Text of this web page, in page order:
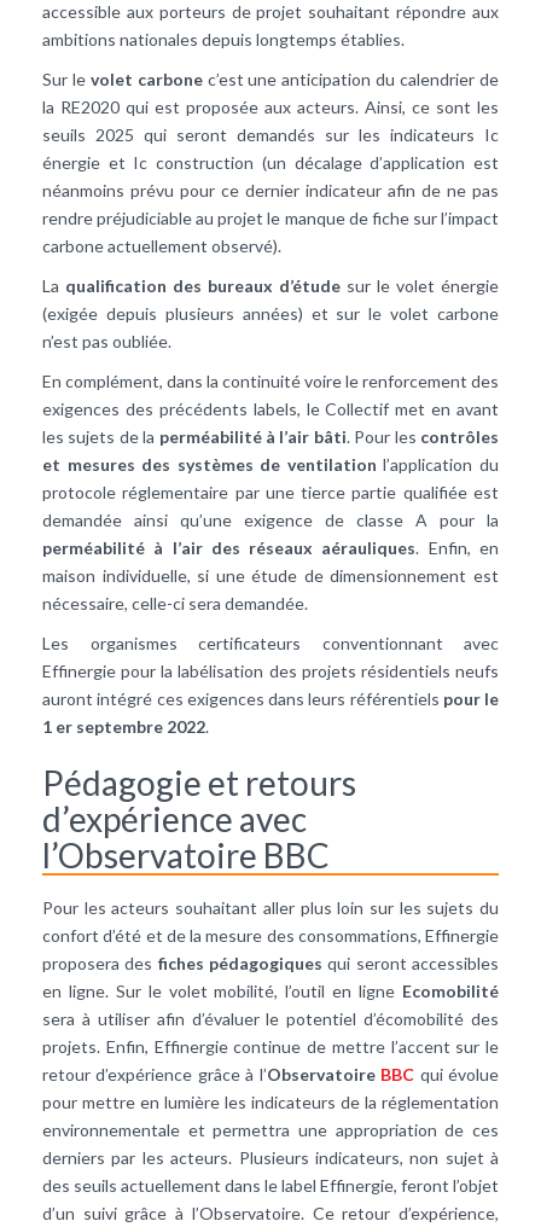
accessible aux porteurs de projet souhaitant répondre aux
ambitions nationales depuis longtemps établies.
Sur le volet carbonec’est une anticipation du calendrier de
la RE2020 qui est proposée aux acteurs. Ainsi, ce sont les
seuils 2025 qui seront demandés sur les indicateurs Ic
énergie et Ic construction (un décalage d’application est
néanmoins prévu pour ce dernier indicateur afin de ne pas
rendre préjudiciable au projet le manque de fiche sur l’impact
carbone actuellement observé).
La qualification des bureaux d’étude sur le volet énergie
(exigée depuis plusieurs années) et sur le volet carbone
n’est pas oubliée.
En complément, dans la continuité voire le renforcement des
exigences des précédents labels, le Collectif met en avant
les sujets de la perméabilité à l’air bâti. Pour les contrôles
et mesures des systèmes de ventilation l’application du
protocole réglementaire par une tierce partie qualifiée est
demandée ainsi qu’une exigence de classe A pour la
perméabilité à l’air des réseaux aérauliques. Enfin, en
maison individuelle, si une étude de dimensionnement est
nécessaire, celle-ci sera demandée.
Les organismes certificateurs conventionnant avec
Effinergie pour la labélisation des projets résidentiels neufs
auront intégré ces exigences dans leurs référentiels pour le
1 er septembre 2022.
Pédagogie et retours
d’expérience avec
l’Observatoire BBC
Pour les acteurs souhaitant aller plus loin sur les sujets du
confort d’été et de la mesure des consommations, Effinergie
proposera des fiches pédagogiques qui seront accessibles
en ligne. Sur le volet mobilité, l’outil en ligne Ecomobilité
sera à utiliser afin d’évaluer le potentiel d’écomobilité des
projets. Enfin, Effinergie continue de mettre l’accent sur le
retour d’expérience grâce à l’Observatoire BBC qui évolue
pour mettre en lumière les indicateurs de la réglementation
environnementale et permettra une appropriation de ces
derniers par les acteurs. Plusieurs indicateurs, non sujet à
des seuils actuellement dans le label Effinergie, feront l’objet
d’un suivi grâce à l’Observatoire. Ce retour d’expérience,